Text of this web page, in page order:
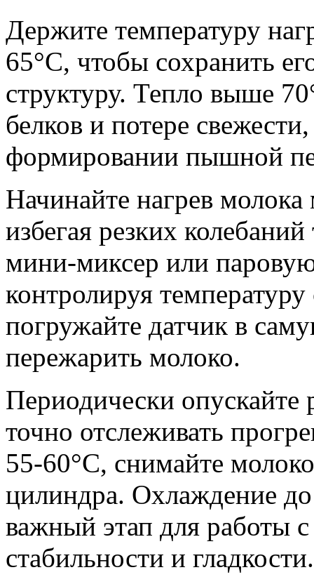
Держите температуру
65°C, чтобы сохранить
структуру. Тепло выше
белков и потере
формировании пышной
Начинайте нагрев
избегая резких
мини-миксер или
контролируя
погружайте датчик в
пережарить молоко.
Периодически
точно отслеживать
55-60°C, снимайте
цилиндра. Охлаждение
важный этап для работы
стабильности и гладкости.